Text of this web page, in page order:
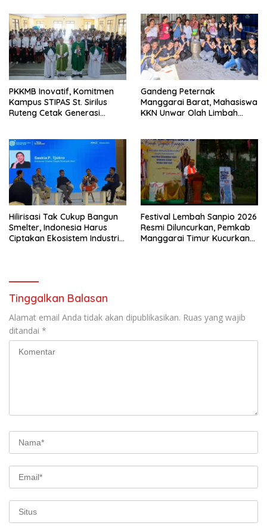
PKKMB Inovatif, Komitmen
Kampus STIPAS St. Sirilus
Ruteng Cetak Generasi
Gandeng Peternak
Manggarai Barat, Mahasiswa
KKN Unwar Olah Limbah
Hilirisasi Tak Cukup Bangun
Smelter, Indonesia Harus
Ciptakan Ekosistem Industri
Festival Lembah Sanpio 2026
Resmi Diluncurkan, Pemkab
Manggarai Timur Kucurkan
Tinggalkan Balasan
Alamat email Anda tidak akan dipublikasikan. Ruas yang wajib
ditandai *